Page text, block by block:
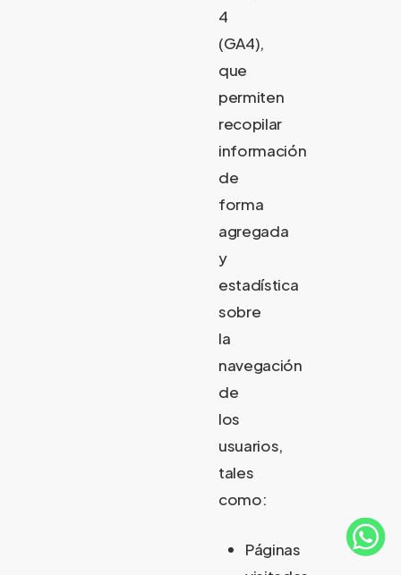
4
(GA4),
que
permiten
recopilar
información
de
forma
agregada
y
estadística
sobre
la
navegación
de
los
usuarios,
tales
como:
Páginas